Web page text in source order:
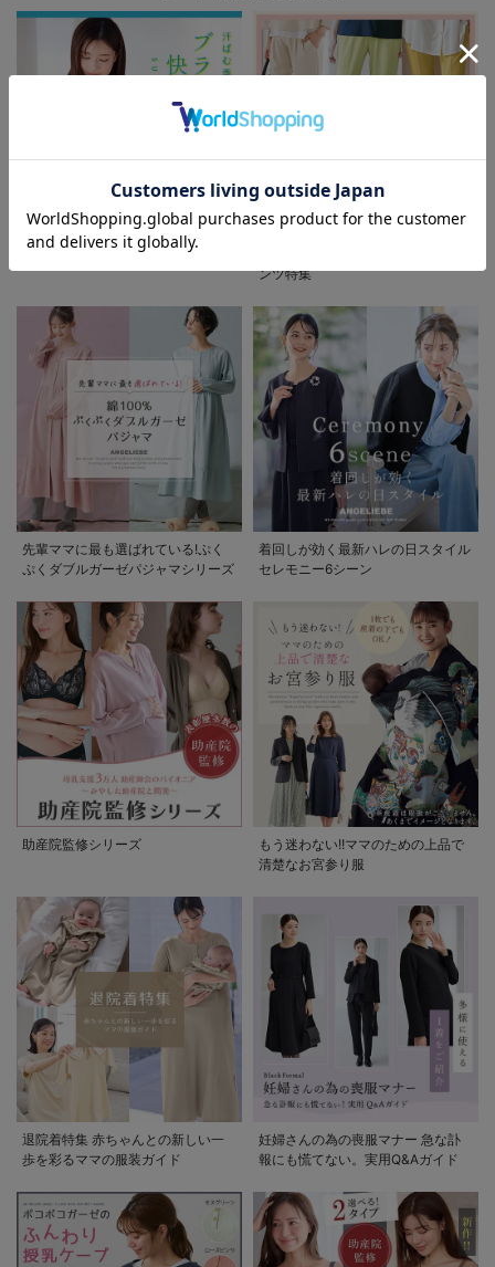
お気に入り商品を確認する
初夏の快適インナー特集
ンツ特集
先輩ママに最も選ばれている!ぷく
ぷくダブルガーゼパジャマシリーズ
着回しが効く最新ハレの日スタイル
セレモニー6シーン
助産院監修シリーズ
もう迷わない!!ママのための上品で
清楚なお宮参り服
退院着特集 赤ちゃんとの新しい一
歩を彩るママの服装ガイド
妊婦さんの為の喪服マナー 急な訃
報にも慌てない。実用Q&Aガイド